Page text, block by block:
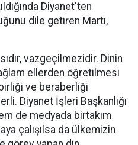
Diyanet'ten
dile getiren Martı,
vazgeçilmezidir. Dinin
ellerden öğretilmesi
ve beraberliği
Diyanet İşleri Başkanlığı
de medyada birtakım
çalışılsa da ülkemizin